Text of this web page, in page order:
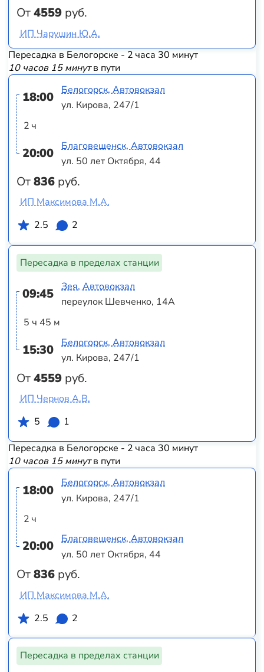
От4559 руб.
ИП Чарушин Ю.А.
Пересадка в Белогорске - 2 часа 30 минут
10 часов 15 минутв пути
18:00
2 ч
20:00
От836 руб.
Белогорск, Автовокзал
ул. Кирова, 247/1
Благовещенск, Автовокзал
ул. 50 лет Октября, 44
ИП Максимова М.А.
2.5
2
Пересадка в пределах станции
09:45
5 ч 45 м
15:30
От4559 руб.
Зея, Автовокзал
переулок Шевченко, 14А
Белогорск, Автовокзал
ул. Кирова, 247/1
ИП Чернов А.В.
5
1
Пересадка в Белогорске - 2 часа 30 минут
10 часов 15 минутв пути
18:00
2 ч
20:00
От836 руб.
Белогорск, Автовокзал
ул. Кирова, 247/1
Благовещенск, Автовокзал
ул. 50 лет Октября, 44
ИП Максимова М.А.
2.5
2
Пересадка в пределах станции